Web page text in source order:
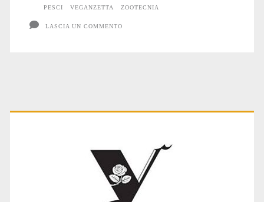
PESCI
VEGANZETTA ZOOTECNIA
LASCIA UN COMMENTO
Primary